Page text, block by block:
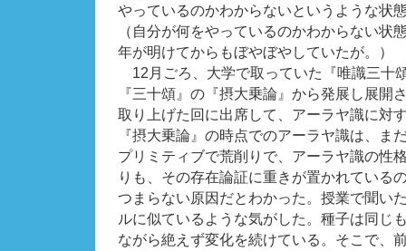
やっているのかわからないというような状
（自分が何をやっているのかわからない状
年が明けてからもぼやぼやしていたが。）
12月ごろ、大学で取っていた『唯識三十
『三十頌』の『摂大乗論』から発展し展開
取り上げた回に出席して、アーラヤ識に対
『摂大乗論』の時点でのアーラヤ識は、ま
プリミティブで荒削りで、アーラヤ識の性
りも、その存在論証に重きが置かれている
つまらない原因だとわかった。授業で聞い
ルに似ているような気がした。種子は同じ
ながら絶えず変化を続けている。そこで、